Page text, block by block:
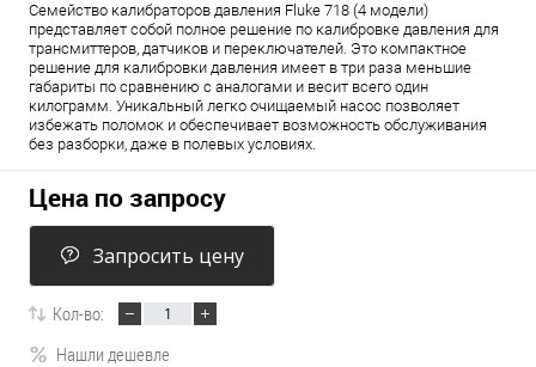
Семейство калибраторов давления Fluke 718 (4 модели)
представляет собой полное решение по калибровке давления для
трансмиттеров, датчиков и переключателей. Это компактное
решение для калибровки давления имеет в три раза меньшие
габариты по сравнению с аналогами и весит всего один
килограмм. Уникальный легко очищаемый насос позволяет
избежать поломок и обеспечивает возможность обслуживания
без разборки, даже в полевых условиях.
Цена по запросу
Запросить цену
Кол-во:
Нашли дешевле